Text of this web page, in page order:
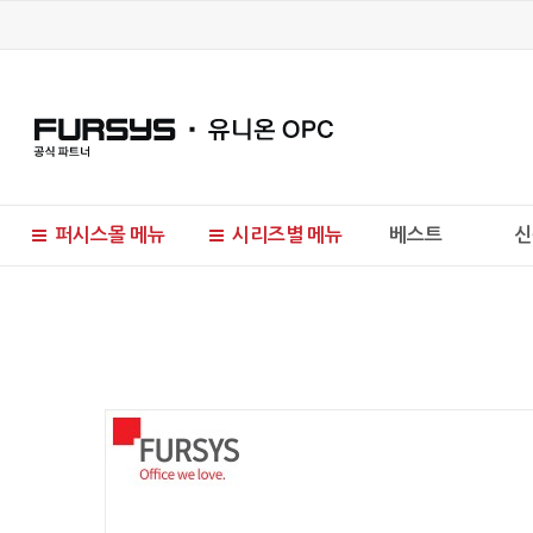
퍼시스몰 메뉴 시리즈별 메뉴 베스트